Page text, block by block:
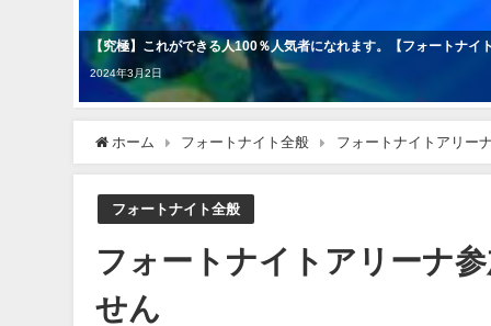
【究極】これができる人100％人気者になれます。【フォートナイ
2024年3月2日
ホーム フォートナイト全般 フォートナイトアリー
フォートナイト全般
フォートナイトアリーナ
せん